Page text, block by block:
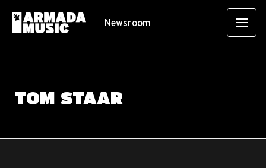
Newsroom
TOM STAAR